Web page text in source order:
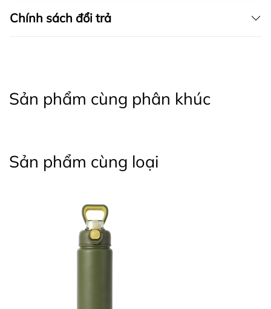
Chính sách đổi trả
Sản phẩm cùng phân khúc
Sản phẩm cùng loại